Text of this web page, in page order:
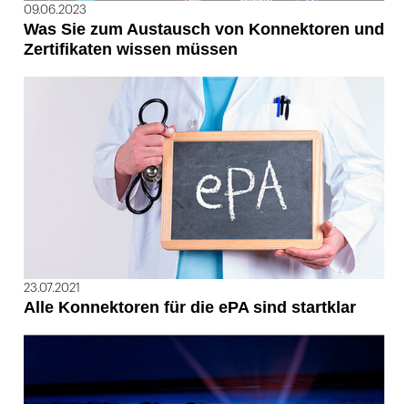
09.06.2023
Was Sie zum Austausch von Konnektoren und
Zertifikaten wissen müssen
23.07.2021
Alle Konnektoren für die ePA sind startklar